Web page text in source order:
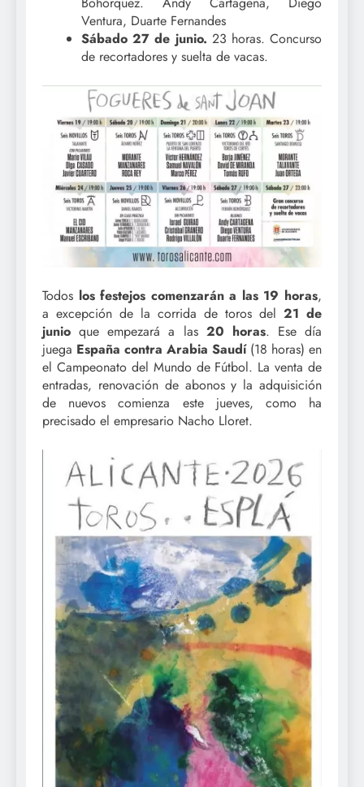
Ventura, Duarte Fernandes
Sábado 27 de junio. 23 horas. Concurso
de recortadores y suelta de vacas.
Todos los festejos comenzarán a las 19 horas,
a excepción de la corrida de toros del 21 de
junio que empezará a las 20 horas. Ese día
juega España contra Arabia Saudí(18 horas) en
el Campeonato del Mundo de Fútbol. La venta de
entradas, renovación de abonos y la adquisición
de nuevos comienza este jueves, como ha
precisado el empresario Nacho Lloret.